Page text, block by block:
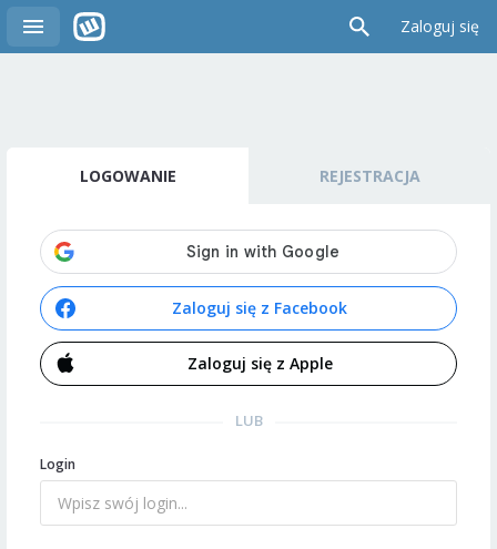
Zaloguj się
LOGOWANIE REJESTRACJA
Zaloguj się z Facebook
Zaloguj się z Apple
LUB
Login